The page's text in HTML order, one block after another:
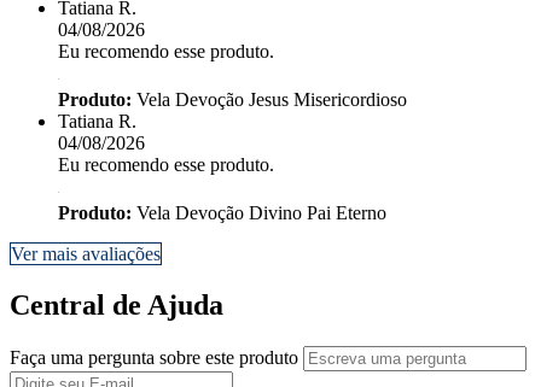
Tatiana R.
04/08/2026
Eu recomendo esse produto.
Produto: Vela Devoção Jesus Misericordioso
Tatiana R.
04/08/2026
Eu recomendo esse produto.
Produto: Vela Devoção Divino Pai Eterno
Ver mais avaliações
Central de Ajuda
Faça uma pergunta sobre este produto